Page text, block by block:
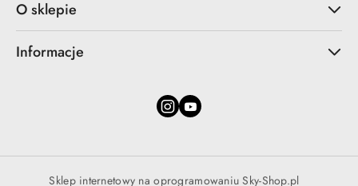
O sklepie
Informacje
Sklep internetowy na oprogramowaniu Sky-Shop.pl